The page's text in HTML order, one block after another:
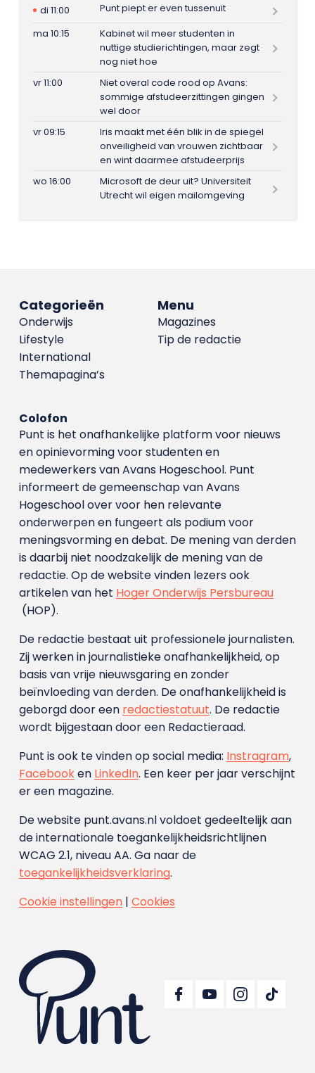
di 11:00
Punt piept er even tussenuit
ma 10:15
Kabinet wil meer studenten in
nuttige studierichtingen, maar zegt
nog niet hoe
vr 11:00
Niet overal code rood op Avans:
sommige afstudeerzittingen gingen
wel door
vr 09:15
Iris maakt met één blik in de spiegel
onveiligheid van vrouwen zichtbaar
en wint daarmee afstudeerprijs
wo 16:00
Microsoft de deur uit? Universiteit
Utrecht wil eigen mailomgeving
Menu
Magazines
Tip de redactie
Categorieën
Onderwijs
Lifestyle
International
Themapagina’s
Colofon
Punt is het onafhankelijke platform voor nieuws
en opinievorming voor studenten en
medewerkers van Avans Hoge­school. Punt
informeert de gemeenschap van Avans
Hogeschool over voor hen relevante
onderwerpen en fungeert als podium voor
meningsvorming en debat. De mening van derden
is daarbij niet noodzakelijk de mening van de
redactie. Op de website vinden lezers ook
artikelen van het Hoger Onderwijs Persbureau
(HOP).
De redactie bestaat uit professionele journalisten.
Zij werken in journalistieke onafhankelijkheid, op
basis van vrije nieuwsgaring en zonder
beïnvloeding van derden. De onafhankelijkheid is
geborgd door een redactiestatuut. De redactie
wordt bijgestaan door een Redactieraad.
Punt is ook te vinden op social media: Instragram,
Facebooken LinkedIn. Een keer per jaar verschijnt
er een magazine.
De website punt.avans.nl voldoet gedeeltelijk aan
de internationale toegankelijkheidsrichtlijnen
WCAG 2.1, niveau AA. Ga naar de
toegankelijkheidsverklaring.
Cookie instellingen| Cookies